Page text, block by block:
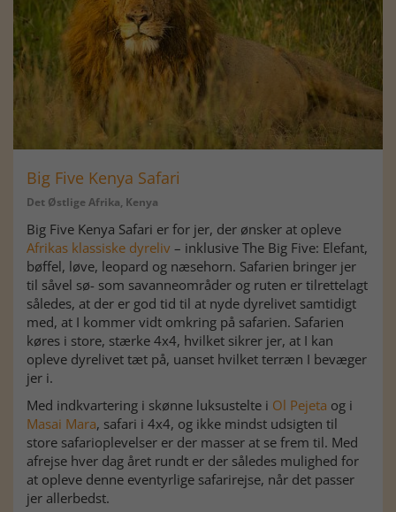
Big Five Kenya Safari
Det Østlige Afrika, Kenya
Big Five Kenya Safari er for jer, der ønsker at opleve
Afrikas klassiske dyreliv – inklusive The Big Five: Elefant,
bøffel, løve, leopard og næsehorn. Safarien bringer jer
til såvel sø- som savanneområder og ruten er tilrettelagt
således, at der er god tid til at nyde dyrelivet samtidigt
med, at I kommer vidt omkring på safarien. Safarien
køres i store, stærke 4x4, hvilket sikrer jer, at I kan
opleve dyrelivet tæt på, uanset hvilket terræn I bevæger
jer i.
Med indkvartering i skønne luksustelte i Ol Pejeta og i
Masai Mara, safari i 4x4, og ikke mindst udsigten til
store safarioplevelser er der masser at se frem til. Med
afrejse hver dag året rundt er der således mulighed for
at opleve denne eventyrlige safarirejse, når det passer
jer allerbedst.